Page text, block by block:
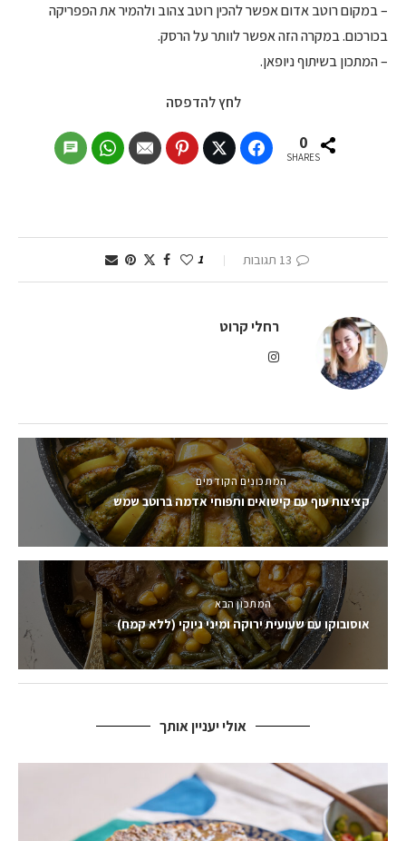
– במקום רוטב אדום אפשר להכין רוטב צהוב ולהמיר את הפפריקה
בכורכום. במקרה הזה אפשר לוותר על הרסק.
– המתכון בשיתוף ניופאן.
לחץ להדפסה
0
SHARES
13 תגובות 1
רחלי קרוט
המתכונים הקודמים
קציצות עוף עם קישואים ותפוחי אדמה ברוטב שמש
המתכון הבא
אוסובוקו עם שעועית ירוקה ומיני ניוקי (ללא קמח)
אולי יעניין אותך